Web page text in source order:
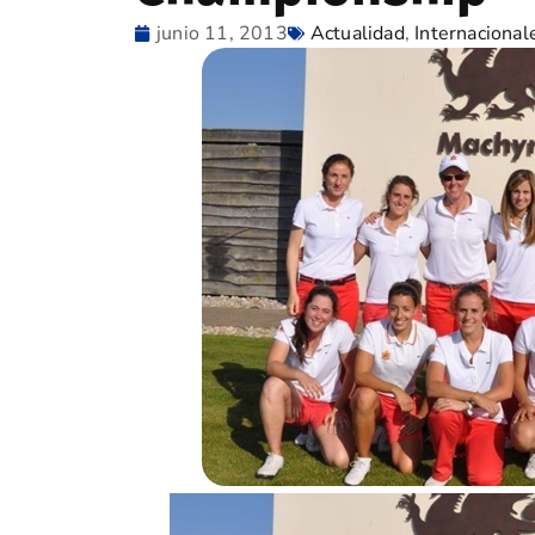
junio 11, 2013 Actualidad,